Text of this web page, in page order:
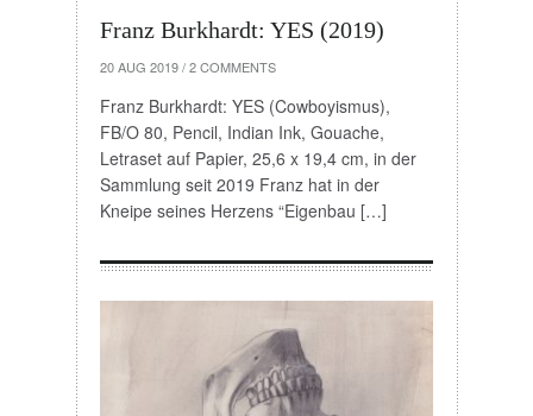
Franz Burkhardt: YES (2019)
20 AUG 2019 / 2 COMMENTS
Franz Burkhardt: YES (Cowboyismus),
FB/O 80, Pencil, Indian Ink, Gouache,
Letraset auf Papier, 25,6 x 19,4 cm, in der
Sammlung seit 2019 Franz hat in der
Kneipe seines Herzens “Eigenbau […]